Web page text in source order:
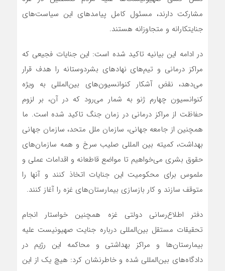
مشارکت دارند، مسئول کامل پیامدهای این سیاست‌های
جنایتکارانه و متجاوزانه هستند.
در ادامه این بیانیه تاکید شده است: این جنایات فجیعی که
مراکز درمانی و تیم‌های نهادهای بشردوستانه را هدف قرار
می‌دهد، نقض آشکار کنوانسیون‌های بین‌المللی به ویژه
کنوانسیون چهارم ژنو به شمار می‌رود که در آن، بر لزوم
حفاظت از مراکز درمانی در زمان جنگ تاکید شده است. ما
همچنین از جامعه جهانی، سازمان ملل متحد، سازمان جهانی
بهداشت، کمیته بین المللی صلیب سرخ و همه سازمان‌های
حقوق بشری می‌خواهیم تا مواضع قاطعانه و اقدامات عملی و
ملموس برای محکومیت این جنایات اتخاذ کنند و آنها را
متوقف سازند و کار بازسازی بیمارستان‌های غزه را آغاز کنند.
دفتر اطلاع‌رسانی دولتی غزه همچنین خواستار انجام
تحقیقات مستقل بین‌المللی درباره جنایت صهیونیست علیه
بیمارستان‌ها و مراکز بهداشتی و محاکمه این رژیم در
دادگاه‌های بین‌المللی شده و خاطرنشان کرد: هیچ یک از این